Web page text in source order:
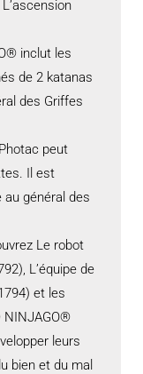
inclut les
de 2 katanas
des Griffes
peut
Il est
au général des
Le robot
L’équipe de
et les
NINJAGO®
leurs
bien et du mal